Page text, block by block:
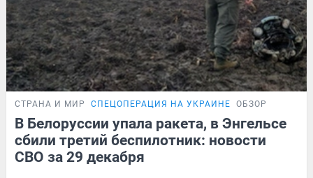
СТРАНА И МИР СПЕЦОПЕРАЦИЯ НА УКРАИНЕ ОБЗОР
В Белоруссии упала ракета, в Энгельсе
сбили третий беспилотник: новости
СВО за 29 декабря